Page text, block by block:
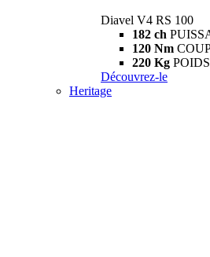
Diavel V4 RS 100
182 ch
120 Nm
220 Kg
Découvrez-le
Heritage